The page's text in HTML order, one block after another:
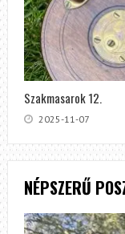
Szakmasarok 12.
2025-11-07
NÉPSZERŰ